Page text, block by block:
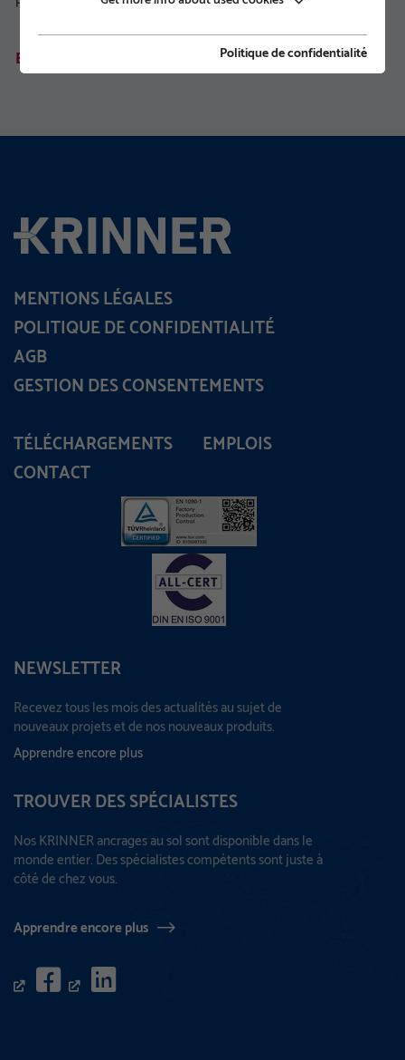
EN SAVOIR PLUS
TÉLÉCHARGEMENTS
EMPLOIS
CONTACT
NEWSLETTER
Recevez tous les mois des actualités au sujet de
nouveaux projets et de nos nouveaux produits.
Apprendre encore plus
TROUVER DES SPÉCIALISTES
Nos KRINNER ancrages au sol sont disponible dans le
monde entier. Des spécialistes compétents sont juste à
côté de chez vous.
Apprendre encore plus
MENTIONS LÉGALES
POLITIQUE DE CONFIDENTIALITÉ
AGB
GESTION DES CONSENTEMENTS
Politique de confidentialité